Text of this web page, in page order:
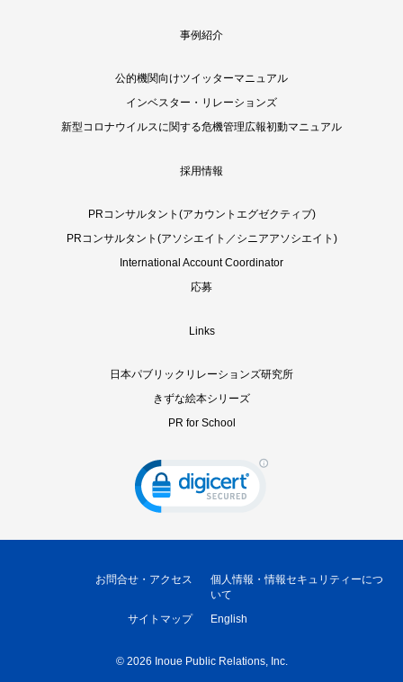
事例紹介
公的機関向けツイッターマニュアル
インベスター・リレーションズ
新型コロナウイルスに関する危機管理広報初動マニュアル
採用情報
PRコンサルタント(アカウントエグゼクティブ)
PRコンサルタント(アソシエイト／シニアアソシエイト)
International Account Coordinator
応募
Links
日本パブリックリレーションズ研究所
きずな絵本シリーズ
PR for School
© 2026 Inoue Public Relations, Inc.
お問合せ・アクセス
個人情報・情報セキュリティーにつ
いて
サイトマップ
English